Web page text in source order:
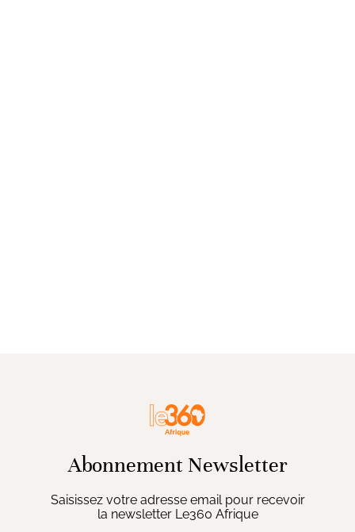
Abonnement Newsletter
Saisissez votre adresse email pour recevoir
la newsletter Le360 Afrique